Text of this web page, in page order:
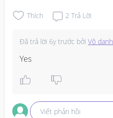
Thích 2 Trả Lời
Đã trả lời 6y trước bởi Vô danh
Yes
Viết phản hồi